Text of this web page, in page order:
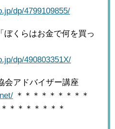
dp/4799109855/
ぼくらはお金で何を買っ
dp/490803351X/
会アドバイザー講座
＊＊＊＊＊＊＊＊＊
＊＊＊＊＊＊＊